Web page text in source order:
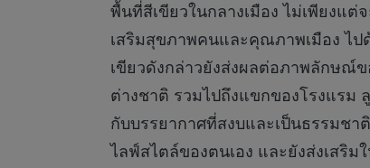
พื้นที่สีเขียวในกลางเมือง ไม่เพียงแ
เสริมสุขภาพคนและคุณภาพเมือง ไป
เขียวดังกล่าวยังส่งผลต่อภาพลักษณ์ข
ต่างชาติ รวมไปถึงแขกของโรงแรม
กับบรรยากาศที่สงบและเป็นธรรมชา
ไลฟ์สไตล์ของตนเอง และยังส่งเสริ